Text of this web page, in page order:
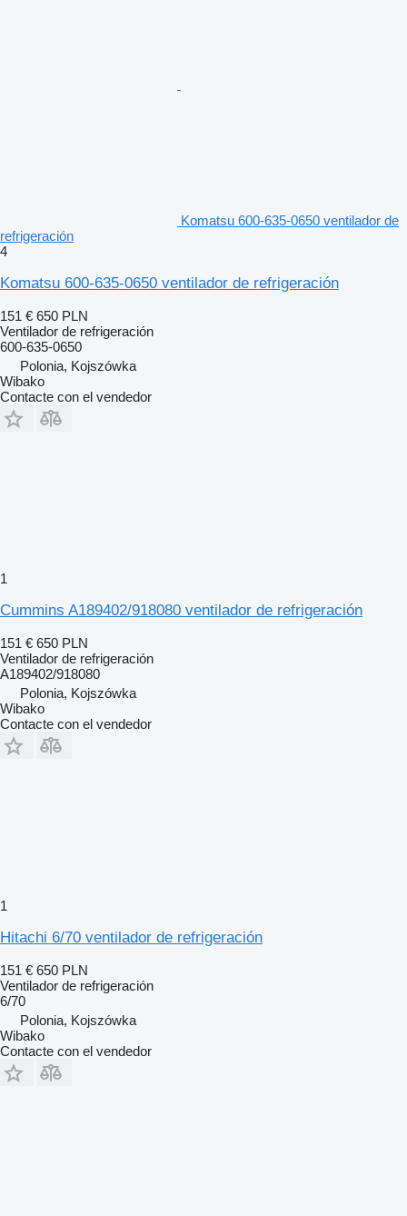
Komatsu 600-635-0650 ventilador de
refrigeración
4
Komatsu 600-635-0650 ventilador de refrigeración
151 € 650 PLN
Ventilador de refrigeración
600-635-0650
Polonia, Kojszówka
Wibako
Contacte con el vendedor
1
Cummins A189402/918080 ventilador de refrigeración
151 € 650 PLN
Ventilador de refrigeración
A189402/918080
Polonia, Kojszówka
Wibako
Contacte con el vendedor
1
Hitachi 6/70 ventilador de refrigeración
151 € 650 PLN
Ventilador de refrigeración
6/70
Polonia, Kojszówka
Wibako
Contacte con el vendedor